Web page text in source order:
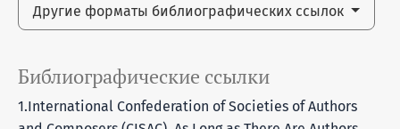
Другие форматы библиографических ссылок
Библиографические ссылки
1.International Confederation of Societies of Authors